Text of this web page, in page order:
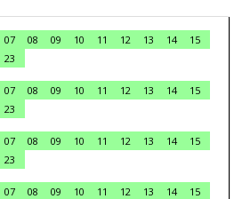
07 08 09 10 11 12 13 14
15
23
07 08 09 10 11 12 13 14
15
23
07 08 09 10 11 12 13 14
15
23
07 08 09 10 11 12 13 14
15